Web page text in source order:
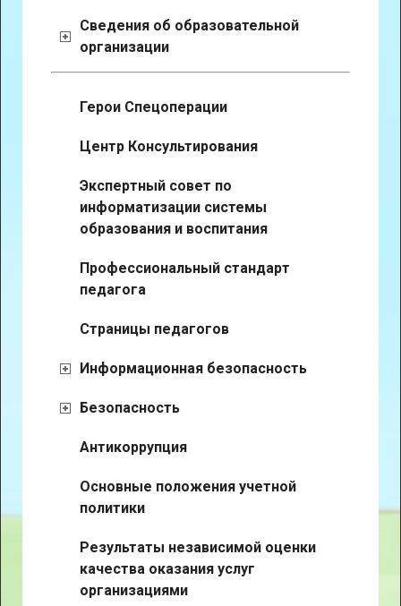
Сведения об образовательной
организации
Герои Спецоперации
Центр Консультирования
Экспертный совет по
информатизации системы
образования и воспитания
Профессиональный стандарт
педагога
Страницы педагогов
Информационная безопасность
Безопасность
Антикоррупция
Основные положения учетной
политики
Результаты независимой оценки
качества оказания услуг
организациями